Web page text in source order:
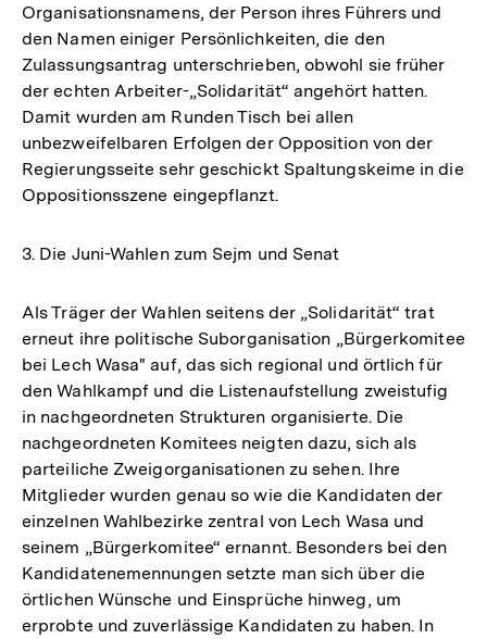
Organisationsnamens, der Person ihres Führers und
den Namen einiger Persönlichkeiten, die den
Zulassungsantrag unterschrieben, obwohl sie früher
der echten Arbeiter-„Solidarität“ angehört hatten.
Damit wurden am Runden Tisch bei allen
unbezweifelbaren Erfolgen der Opposition von der
Regierungsseite sehr geschickt Spaltungskeime in die
Oppositionsszene eingepflanzt.
3. Die Juni-Wahlen zum Sejm und Senat
Als Träger der Wahlen seitens der „Solidarität“ trat
erneut ihre politische Suborganisation „Bürgerkomitee
bei Lech Wasa" auf, das sich regional und örtlich für
den Wahlkampf und die Listenaufstellung zweistufig
in nachgeordneten Strukturen organisierte. Die
nachgeordneten Komitees neigten dazu, sich als
parteiliche Zweigorganisationen zu sehen. Ihre
Mitglieder wurden genau so wie die Kandidaten der
einzelnen Wahlbezirke zentral von Lech Wasa und
seinem „Bürgerkomitee“ ernannt. Besonders bei den
Kandidatenemennungen setzte man sich über die
örtlichen Wünsche und Einsprüche hinweg, um
erprobte und zuverlässige Kandidaten zu haben. In